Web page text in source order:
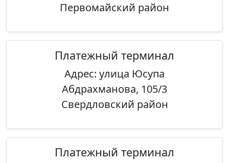
Первомайский район
Платежный терминал
Адрес: улица Юсупа
Абдрахманова, 105/3
Свердловский район
Платежный терминал